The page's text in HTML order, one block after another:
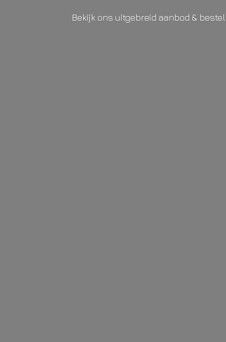
Bekijk ons uitgebreid aanbod & bestel